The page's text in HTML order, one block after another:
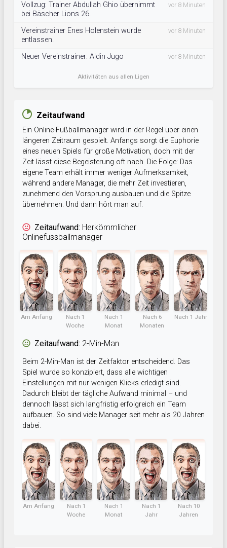
Vollzug: Trainer Abdullah Ghio übernimmt
bei Bäscher Lions 26.
vor 8 Minuten
Vereinstrainer Enes Holenstein wurde
entlassen.
vor 8 Minuten
Neuer Vereinstrainer: Aldin Jugo vor 8 Minuten
Aktivitäten aus allen Ligen
Zeitaufwand
Ein Online-Fußballmanager wird in der Regel über einen
längeren Zeitraum gespielt. Anfangs sorgt die Euphorie
eines neuen Spiels für große Motivation, doch mit der
Zeit lässt diese Begeisterung oft nach. Die Folge: Das
eigene Team erhält immer weniger Aufmerksamkeit,
während andere Manager, die mehr Zeit investieren,
zunehmend den Vorsprung ausbauen und die Spitze
übernehmen. Und dann hört man auf.
Zeitaufwand: Herkömmlicher
Onlinefussballmanager
Am Anfang
Nach 1
Woche
Nach 1
Monat
Nach 6
Monaten
Nach 1 Jahr
Zeitaufwand: 2-Min-Man
Beim 2-Min-Man ist der Zeitfaktor entscheidend. Das
Spiel wurde so konzipiert, dass alle wichtigen
Einstellungen mit nur wenigen Klicks erledigt sind.
Dadurch bleibt der tägliche Aufwand minimal – und
dennoch lässt sich langfristig erfolgreich ein Team
aufbauen. So sind viele Manager seit mehr als 20 Jahren
dabei.
Am Anfang
Nach 1
Woche
Nach 1
Monat
Nach 1
Jahr
Nach 10
Jahren